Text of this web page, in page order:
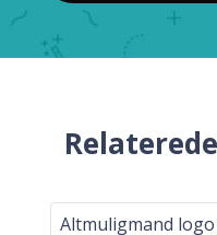
Altmuligmand logo